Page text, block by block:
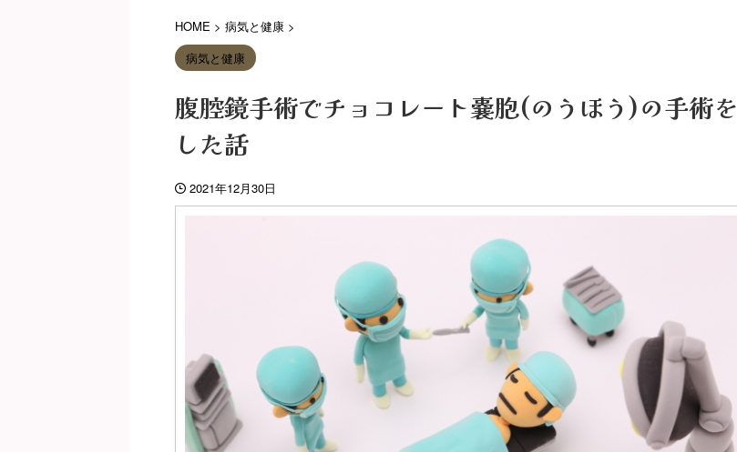
HOME > 病気と健康 >
病気と健康
腹腔鏡手術でチョコレート嚢胞(のうほう)の手術を
した話
2021年12月30日